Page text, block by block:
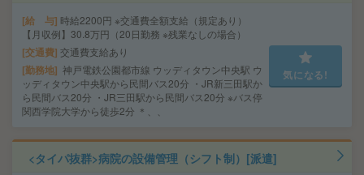
給 与 時給2200円 ※交通費全額支給（規定あり）
【月収例】30.8万円（20日勤務 ※残業なしの場合）
交通費 交通費支給あり
勤務地 神戸電鉄公園都市線 ウッディタウン中央駅 ウ
ッディタウン中央駅から民間バス20分 ・JR新三田駅か
ら民間バス20分 ・JR三田駅から民間バス20分 ※バス停
関西学院大学から徒歩2分 ＊、、
気になる!
<タイパ抜群>病院の設備管理（シフト制）[派遣]